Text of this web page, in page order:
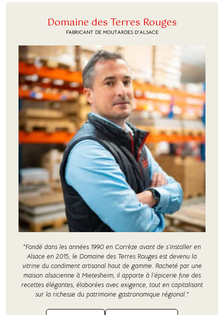
Domaine des Terres Rouges
FABRICANT DE MOUTARDES D'ALSACE
"Fondé dans les années 1990 en Corrèze avant de s’installer en
Alsace en 2015, le Domaine des Terres Rouges est devenu la
vitrine du condiment artisanal haut de gamme. Racheté par une
maison alsacienne à Mietesheim, il apporte à l’épicerie fine des
recettes élégantes, élaborées avec exigence, tout en capitalisant
sur la richesse du patrimoine gastronomique régional."